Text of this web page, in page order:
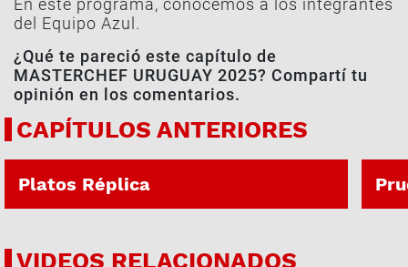
En este programa, conocemos a los integrantes
del Equipo Azul.
¿Qué te pareció este capítulo de
MASTERCHEF URUGUAY 2025? Compartí tu
opinión en los comentarios.
CAPÍTULOS ANTERIORES
PROG. 32 | 06-08-2026
Platos Réplica
VIDEOS RELACIONADOS